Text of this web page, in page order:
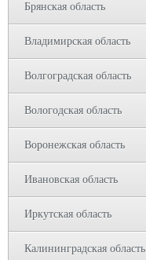
Брянская область
Владимирская область
Волгоградская область
Вологодская область
Воронежская область
Ивановская область
Иркутская область
Калининградская область